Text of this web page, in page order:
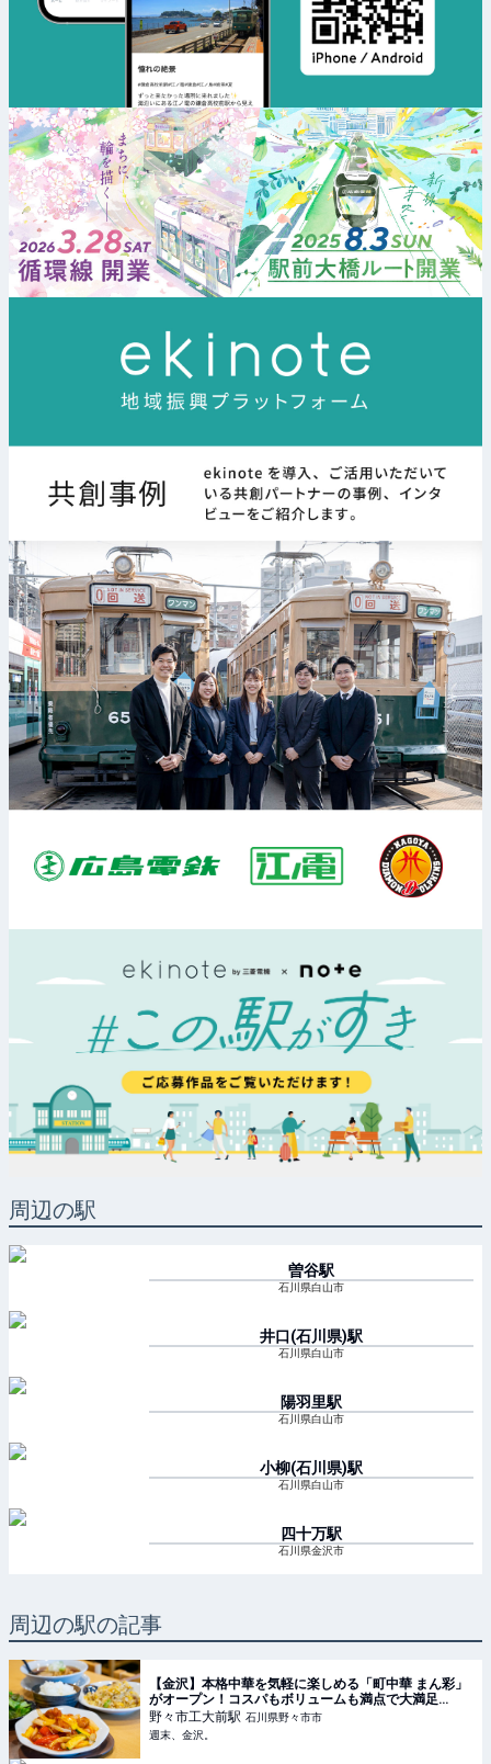
周辺の駅
曽谷駅
石川県白山市
井口(石川県)駅
石川県白山市
陽羽里駅
石川県白山市
小柳(石川県)駅
石川県白山市
四十万駅
石川県金沢市
周辺の駅の記事
【金沢】本格中華を気軽に楽しめる「町中華 まん彩」
がオープン！コスパもボリュームも満点で大満足
♪【NEW OPEN】 - 週末、金沢。
野々市工大前駅 石川県野々市市
週末、金沢。